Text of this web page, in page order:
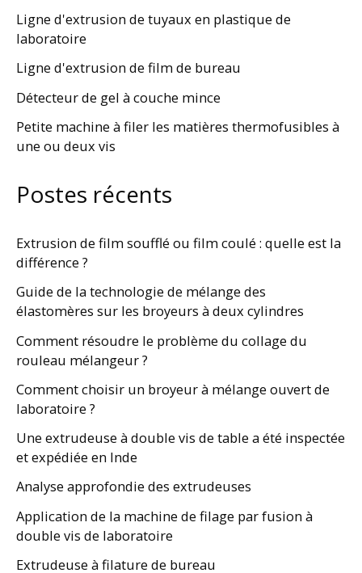
Ligne d'extrusion de tuyaux en plastique de
laboratoire
Ligne d'extrusion de film de bureau
Détecteur de gel à couche mince
Petite machine à filer les matières thermofusibles à
une ou deux vis
Postes récents
Extrusion de film soufflé ou film coulé : quelle est la
différence ?
Guide de la technologie de mélange des
élastomères sur les broyeurs à deux cylindres
Comment résoudre le problème du collage du
rouleau mélangeur ?
Comment choisir un broyeur à mélange ouvert de
laboratoire ?
Une extrudeuse à double vis de table a été inspectée
et expédiée en Inde
Analyse approfondie des extrudeuses
Application de la machine de filage par fusion à
double vis de laboratoire
Extrudeuse à filature de bureau